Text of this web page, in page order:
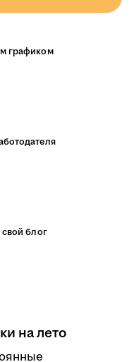
графиком
блог
на лето